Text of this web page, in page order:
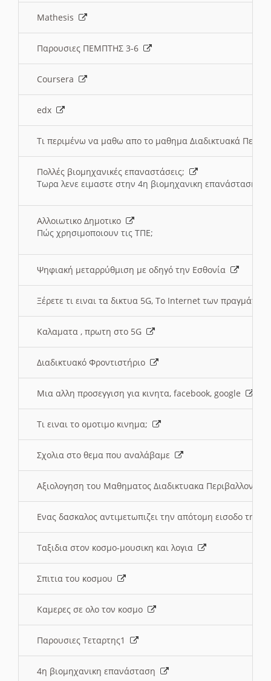
Mathesis
Παρουσιες ΠΕΜΠΤΗΣ 3-6
Coursera
edx
Τι περιμένω να μαθω απο το μαθημα Διαδικτυακά
Πολλές βιομηχανικές επαναστάσεις;
Τωρα λενε ειμαστε στην 4η βιομηχανικη επανάσταση
Αλλοιωτικο Δημοτικο
Πώς χρησιμοποιουν τις ΤΠΕ;
Ψηφιακή μεταρρύθμιση με οδηγό την Εσθονία
Ξέρετε τι ειναι τα δικτυα 5G, Το Internet των
Καλαματα , πρωτη στο 5G
Διαδικτυακό Φροντιστήριο
Μια αλλη προσεγγιση για κινητα, facebook, google
Τι ειναι το ομοτιμο κινημα;
Σχολια στο θεμα που αναλάβαμε
Αξιολογηση του Μαθηματος Διαδικτυακα
Ενας δασκαλος αντιμετωπιζει την απότομη εισοδο της
Ταξιδια στον κοσμο-μουσικη και λογια
Σπιτια του κοσμου
Καμερες σε ολο τον κοσμο
Παρουσιες Τεταρτης1
4η βιομηχανικη επανάσταση